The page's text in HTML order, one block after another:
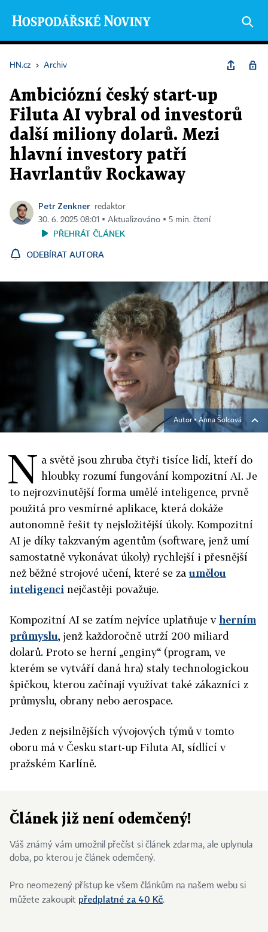
HN.cz › Archiv
Ambiciózní český start-up
Filuta AI vybral od investorů
další miliony dolarů. Mezi
hlavní investory patří
Havrlantův Rockaway
Petr Zenkner
redaktor
30. 6. 2025 08:01 ▪ Aktualizováno ▪ 5 min. čtení
PŘEHRÁT ČLÁNEK
ODEBÍRAT AUTORA
Autor ▪ Anna Šolcová
N a světě jsou zhruba čtyři tisíce lidí, kteří do
hloubky rozumí fungování kompozitní AI. Je
to nejrozvinutější forma umělé inteligence, prvně
použitá pro vesmírné aplikace, která dokáže
autonomně řešit ty nejsložitější úkoly. Kompozitní
AI je díky takzvaným agentům (software, jenž umí
samostatně vykonávat úkoly) rychlejší i přesnější
než běžné strojové učení, které se zaumělou
inteligenci nejčastěji považuje.
Kompozitní AI se zatím nejvíce uplatňuje v herním
průmyslu, jenž každoročně utrží 200 miliard
dolarů. Proto se herní „enginy“ (program, ve
kterém se vytváří daná hra) staly technologickou
špičkou, kterou začínají využívat také zákazníci z
průmyslu, obrany nebo aerospace.
Jeden z nejsilnějších vývojových týmů v tomto
oboru má v Česku start-up Filuta AI, sídlící v
pražském Karlíně.
Článek již není odemčený!
Váš známý vám umožnil přečíst si článek zdarma, ale uplynula
doba, po kterou je článek odemčený.
Pro neomezený přístup ke všem článkům na našem webu si
můžete zakoupit předplatné za 40 Kč.